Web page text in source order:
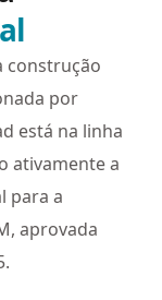
construção
por
está na linha
ativamente a
para a
aprovada